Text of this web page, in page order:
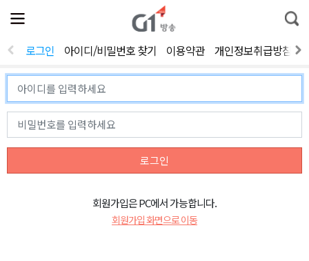
전
체
뉴
열
통
합
색
로그인 아이디/비밀번호 찾기 이용약관 개인정보취급방침
로그인
회원가입은 PC에서 가능합니다.
회원가입 화면으로 이동